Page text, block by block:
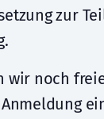
zur
wir noch